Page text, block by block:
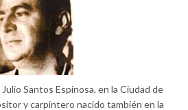
Julio Santos Espinosa, en la Ciudad de
y carpintero nacido también en la